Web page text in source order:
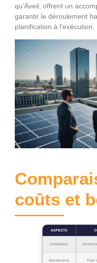
qu’Aveil, offrent un
garantir le déroulement
planification à l’exécution.
coûts et
ASPECTS
Installation
Maintenance Frais